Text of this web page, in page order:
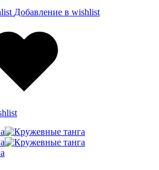
Добавление в wishlist